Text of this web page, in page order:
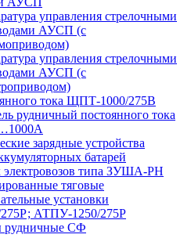
управления стрелочными
АУСП (с
управления стрелочными
АУСП (с
тока ЩПТ-1000/275В
рудничный постоянного тока
зарядные устройства
батарей
электровозов типа ЗУША-РН
тяговые
установки
АТПУ-1250/275Р
рудничные СФ